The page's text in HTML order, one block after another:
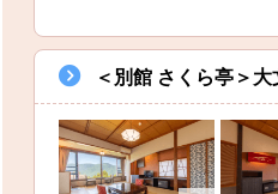
＜別館 さくら亭＞